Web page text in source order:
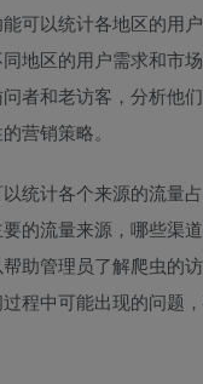
可以统计各地区的用
地区的用户需求和市
者和老访客，分析他
营销策略。
统计各个来源的流量
的流量来源，哪些渠
助管理员了解爬虫的
程中可能出现的问题